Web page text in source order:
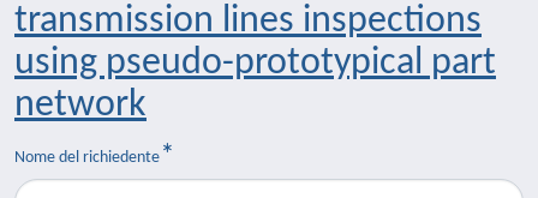
transmission lines inspections
using pseudo-prototypical part
network
Nome del richiedente